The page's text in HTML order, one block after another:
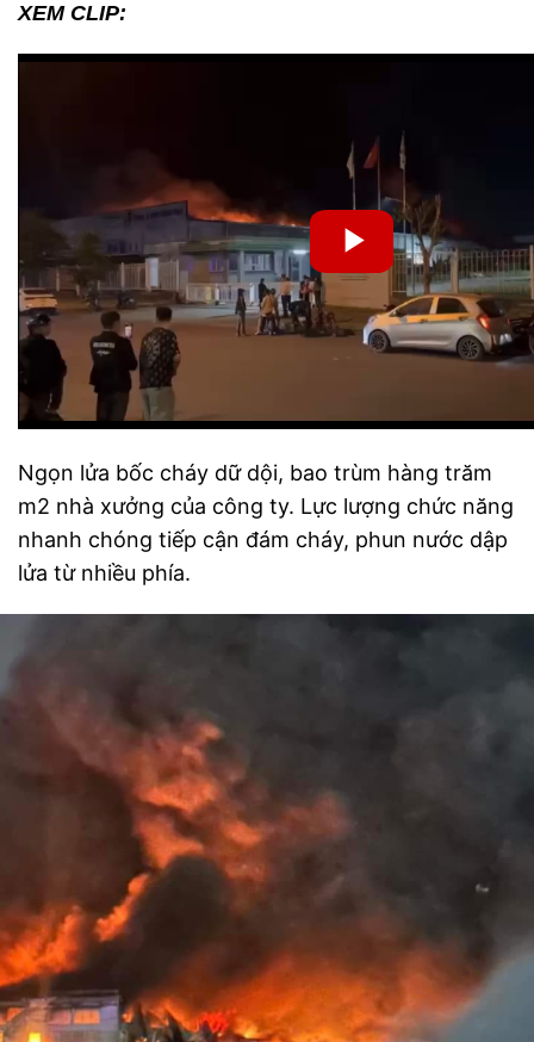
XEM CLIP:
Ngọn lửa bốc cháy dữ dội, bao trùm hàng trăm
m2 nhà xưởng của công ty. Lực lượng chức năng
nhanh chóng tiếp cận đám cháy, phun nước dập
lửa từ nhiều phía.